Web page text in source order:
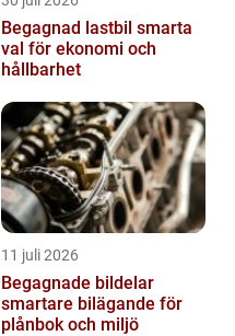
Begagnad lastbil smarta
val för ekonomi och
hållbarhet
11 juli 2026
Begagnade bildelar
smartare bilägande för
plånbok och miljö